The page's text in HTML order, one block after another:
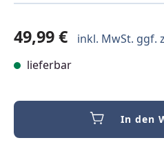
49,99 € inkl. MwSt. ggf.
lieferbar
In den